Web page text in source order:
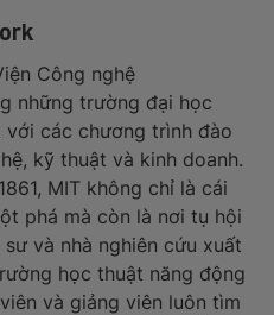
Công nghệ
những trường đại học
các chương trình đào
kỹ thuật và kinh doanh.
MIT không chỉ là cái
phá mà còn là nơi tụ hội
và nhà nghiên cứu xuất
học thuật năng động
và giảng viên luôn tìm